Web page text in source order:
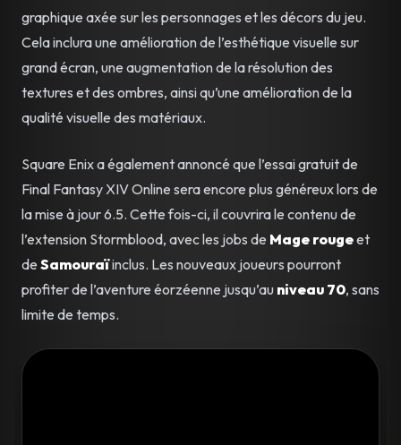
graphique axée sur les personnages et les décors du jeu.
Cela inclura une amélioration de l’esthétique visuelle sur
grand écran, une augmentation de la résolution des
textures et des ombres, ainsi qu’une amélioration de la
qualité visuelle des matériaux.
Square Enix a également annoncé que l’essai gratuit de
Final Fantasy XIV Online sera encore plus généreux lors de
la mise à jour 6.5. Cette fois-ci, il couvrira le contenu de
l’extension Stormblood, avec les jobs de Mage rougeet
de Samouraïinclus. Les nouveaux joueurs pourront
profiter de l’aventure éorzéenne jusqu’au niveau 70, sans
limite de temps.